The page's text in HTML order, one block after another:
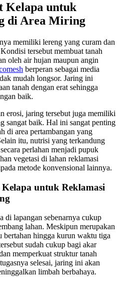
Kelapa untuk
di Area Miring
memiliki lereng yang curam dan
tersebut membuat tanah
oleh air hujan maupun angin
berperan sebagai media
mudah longsor. Jaring ini
tanah dengan erat sehingga
baik.
erosi, jaring tersebut juga memiliki
sangat baik. Hal ini sangat penting
di area pertambangan yang
itu, nutrisi yang terkandung
perlahan menjadi pupuk
vegetasi di lahan reklamasi
metode konvensional lainnya.
untuk Reklamasi
di lapangan sebenarnya cukup
lahan. Meskipun merupakan
hingga kurun waktu tiga
sudah cukup bagi akar
memperkuat struktur tanah
selesai, jaring ini akan
limbah berbahaya.